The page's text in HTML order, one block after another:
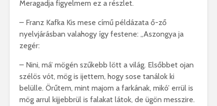
Meragadja figyelmem ez a részlet.
– Franz Kafka Kis mese című példázata ő-ző
nyelvjárásban valahogy így festene: „Aszongya ja
zegér:
– Nini, má’ mögén szűkebb lött a világ. Elsőbbet ojan
szélös vót, mög is ijettem, hogy sose tanálok ki
belülle. Örűtem, mint majom a farkának, mikó’ errül is
mög arrul kijjebbrül is falakat látok, de ügön messzire.